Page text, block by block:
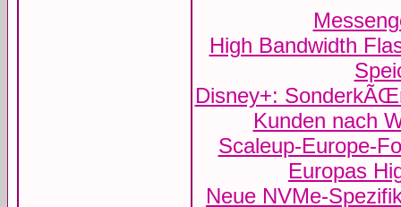
High Bandwidth
Disney+:
Kunden nach
Scaleup-Europe-
Europas
Neue NVMe-